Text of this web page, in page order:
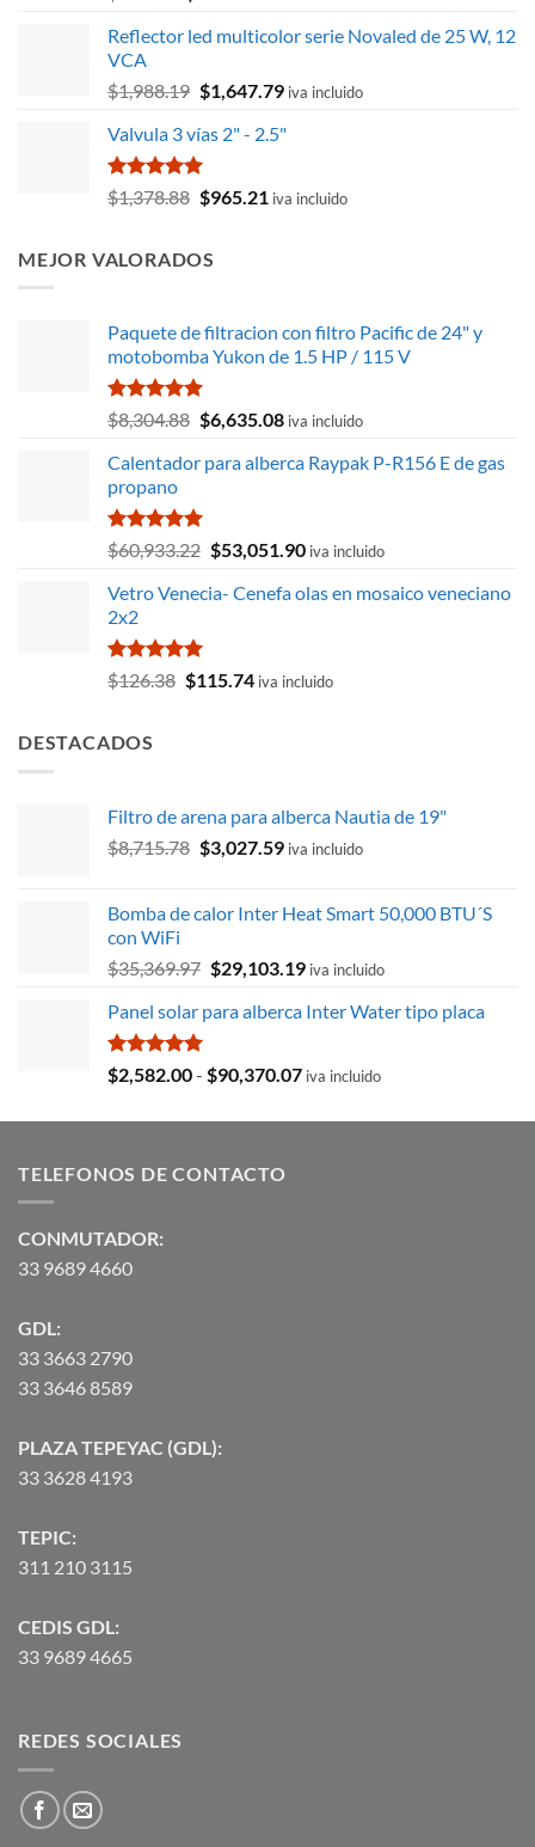
original
$686.09.
actual
$612.56.
Reflector led multicolor serie Novaled de 25 W, 12
VCA
$1,988.19 El
original
era:
$1,988.19.
$1,647.79El
actual
$1,647.79.
iva incluido
Valvula 3 vías 2" - 2.5"
Valorado
con
$1,378.88 El
era:
$965.21 El
iva incluido
MEJOR VALORADOS
Paquete de filtracion con filtro Pacific de 24" y
motobomba Yukon de 1.5 HP / 115 V
Valorado
con
de 5
$8,304.88 El
original
$8,304.88.
$6,635.08El
actual
iva incluido
Calentador para alberca Raypak P-R156 E de gas
propano
Valorado
con
de 5
$60,933.22 El
original
$53,051.90El
actual
iva incluido
Vetro Venecia- Cenefa olas en mosaico veneciano
2x2
Valorado
con
$126.38 El
$115.74Eliva incluido
DESTACADOS
Filtro de arena para alberca Nautia de 19"
$8,715.78 El
era:
$3,027.59El
es:
iva incluido
Bomba de calor Inter Heat Smart 50,000 BTU´S
con WiFi
$35,369.97 El
original
$35,369.97.
$29,103.19El
actual
$29,103.19.
iva incluido
Panel solar para alberca Inter Water tipo placa
Valorado
con
$2,582.00- $90,370.07Rango
precios:
iva incluido
TELEFONOS DE CONTACTO
CONMUTADOR:
33 9689 4660
GDL:
33 3663 2790
33 3646 8589
PLAZA TEPEYAC (GDL):
33 3628 4193
TEPIC:
311 210 3115
CEDIS GDL:
33 9689 4665
REDES SOCIALES